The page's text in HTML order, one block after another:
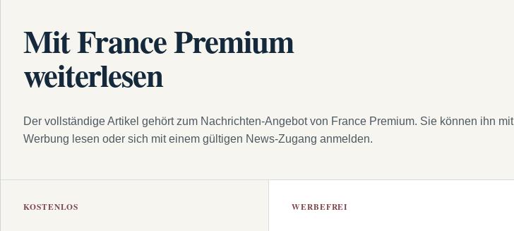
Mit France Premium
weiterlesen
Der vollständige Artikel gehört zum Nachrichten-Angebot von France Premium. Sie können ihn mit
Werbung lesen oder sich mit einem gültigen News-Zugang anmelden.
KOSTENLOS WERBEFREI